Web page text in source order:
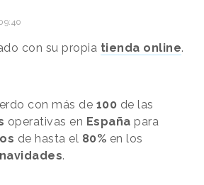
con su propia tienda online.
con más de 100 de las
operativas en España para
de hasta el 80% en los
navidades.